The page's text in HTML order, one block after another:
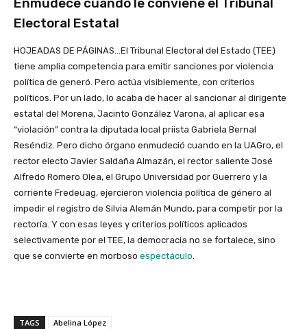
Enmudece cuando le conviene el Tribunal
Electoral Estatal
HOJEADAS DE PÁGINAS…El Tribunal Electoral del Estado (TEE)
tiene amplia competencia para emitir sanciones por violencia
política de generó. Pero actúa visiblemente, con criterios
políticos. Por un lado, lo acaba de hacer al sancionar al dirigente
estatal del Morena, Jacinto González Varona, al aplicar esa
“violación” contra la diputada local priista Gabriela Bernal
Reséndiz. Pero dicho órgano enmudeció cuando en la UAGro, el
rector electo Javier Saldaña Almazán, el rector saliente José
Alfredo Romero Olea, el Grupo Universidad por Guerrero y la
corriente Fredeuag, ejercieron violencia política de género al
impedir el registro de Silvia Alemán Mundo, para competir por la
rectoría. Y con esas leyes y criterios políticos aplicados
selectivamente por el TEE, la democracia no se fortalece, sino
que se convierte en morboso espectáculo.
TAGS Abelina López